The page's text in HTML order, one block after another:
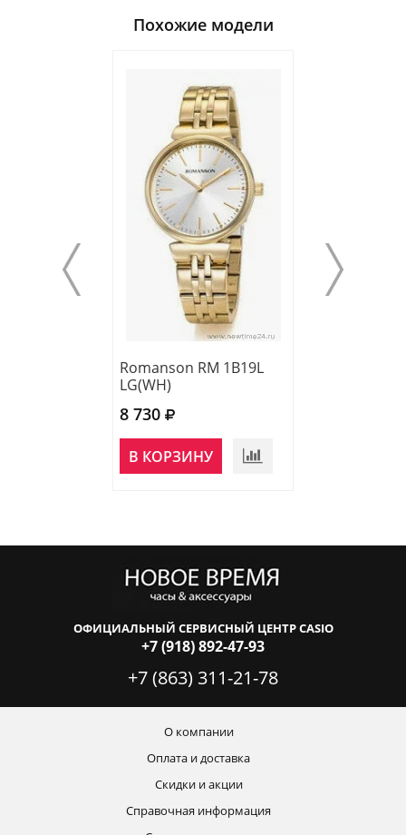
Похожие модели
Romanson RM 1B19L
LG(WH)
8 730
В КОРЗИНУ
ОФИЦИАЛЬНЫЙ СЕРВИСНЫЙ ЦЕНТР CASIO
+7 (918) 892-47-93
+7 (863) 311-21-78
О компании
Оплата и доставка
Скидки и акции
Справочная информация